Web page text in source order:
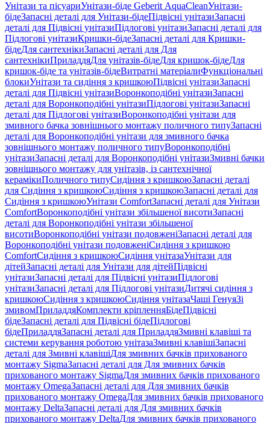
Унітази та пісуариУнітази-біде Geberit AquaCleanУнітази-
бідеЗапасні деталі для Унітази-бідеПідвісні унітазиЗапасні
деталі для Підвісні унітазиПідлогові унітазиЗапасні деталі для
Підлогові унітазиКришки-бідеЗапасні деталі для Кришки-
бідеДля сантехнікиЗапасні деталі для Для
сантехнікиПриладдяДля унітазів-бідеДля кришок-бідеДля
кришок-біде та унітазів-бідеВитратні матеріалиФункціональні
блокиУнітази та сидіння з кришкоюПідвісні унітазиЗапасні
деталі для Підвісні унітазиВоронкоподібні унітазиЗапасні
деталі для Воронкоподібні унітазиПідлогові унітазиЗапасні
деталі для Підлогові унітазиВоронкоподібні унітази для
змивного бачка зовнішнього монтажу поличного типуЗапасні
деталі для Воронкоподібні унітази для змивного бачка
зовнішнього монтажу поличного типуВоронкоподібні
унітазиЗапасні деталі для Воронкоподібні унітазиЗмивні бачки
зовнішнього монтажу для унітазів, із сантехнічної
керамікиПоличного типуСидіння з кришкоюЗапасні деталі
для Сидіння з кришкоюСидіння з кришкоюЗапасні деталі для
Сидіння з кришкоюУнітази ComfortЗапасні деталі для Унітази
ComfortВоронкоподібні унітази збільшеної висотиЗапасні
деталі для Воронкоподібні унітази збільшеної
висотиВоронкоподібні унітази подовженіЗапасні деталі для
Воронкоподібні унітази подовженіСидіння з кришкою
ComfortСидіння з кришкоюСидіння унітазаУнітази для
дітейЗапасні деталі для Унітази для дітейПідвісні
унітазиЗапасні деталі для Підвісні унітазиПідлогові
унітазиЗапасні деталі для Підлогові унітазиДитячі сидіння з
кришкоюСидіння з кришкоюСидіння унітазаЧаші ГенуяЗі
змивомПриладдяКомплекти кріпленняБідеПідвісні
бідеЗапасні деталі для Підвісні бідеПідлогові
бідеПриладдяЗапасні деталі для ПриладдяЗмивні клавіші та
системи керування роботою унітазаЗмивні клавішіЗапасні
деталі для Змивні клавішіДля змивних бачків прихованого
монтажу SigmaЗапасні деталі для Для змивних бачків
прихованого монтажу SigmaДля змивних бачків прихованого
монтажу OmegaЗапасні деталі для Для змивних бачків
прихованого монтажу OmegaДля змивних бачків прихованого
монтажу DeltaЗапасні деталі для Для змивних бачків
прихованого монтажу DeltaДля змивних бачків прихованого